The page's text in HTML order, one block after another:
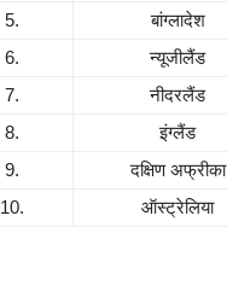
5.
बांग्लादेश
6.
न्यूजीलैंड
7.
नीदरलैंड
8.
इंग्लैंड
9.
दक्षिण अफ्रीका
10.
ऑस्ट्रेलिया